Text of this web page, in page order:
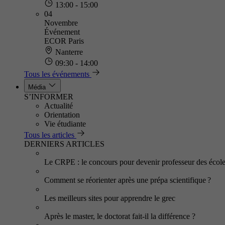
13:00 - 15:00
04
Novembre
Événement
ECOR Paris
Nanterre
09:30 - 14:00
Tous les événements
Média
S’INFORMER
Actualité
Orientation
Vie étudiante
Tous les articles
DERNIERS ARTICLES
Le CRPE : le concours pour devenir professeur des
Comment se réorienter après une prépa scientifique ?
Les meilleurs sites pour apprendre le grec
Après le master, le doctorat fait-il la différence ?